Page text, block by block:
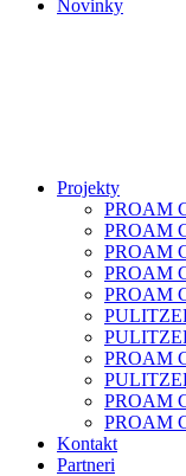
Novinky
Projekty
PROAM
PROAM
PROAM
PROAM
PROAM
PROAM
PROAM
PROAM
Kontakt
Partneri